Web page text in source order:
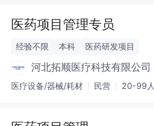
医药项目管理专员
经验不限 本科 医药研发项目
河北拓顺医疗科技有限公司
医疗设备/器械/耗材 民营 20-99人